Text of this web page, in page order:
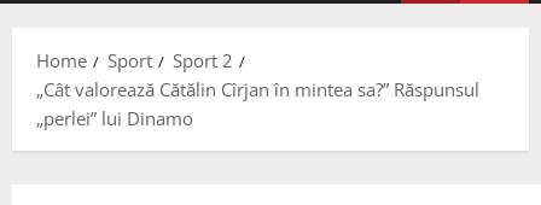
Home Sport
Sport 2
„Cât valorează Cătălin Cîrjan în mintea sa?” Răspunsul
„perlei” lui Dinamo